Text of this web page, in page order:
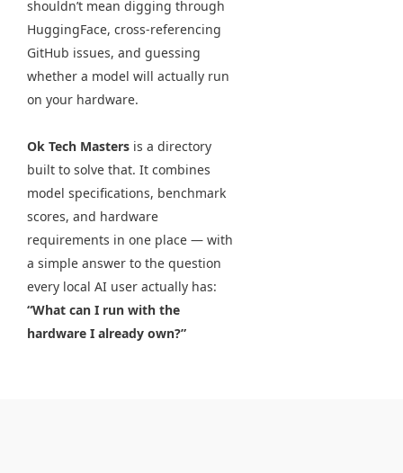
shouldn’t mean digging through
HuggingFace, cross-referencing
GitHub issues, and guessing
whether a model will actually run
on your hardware.
Ok Tech Masters is a directory
built to solve that. It combines
model specifications, benchmark
scores, and hardware
requirements in one place — with
a simple answer to the question
every local AI user actually has:
“What can I run with the
hardware I already own?”